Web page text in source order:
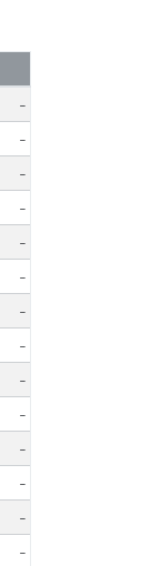
-
-
-
-
-
-
-
-
-
-
-
-
-
-